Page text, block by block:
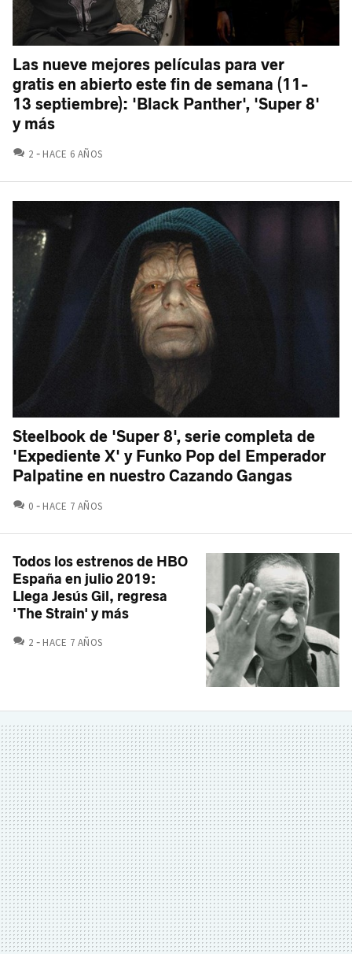
Las nueve mejores películas para ver
gratis en abierto este fin de semana (11-
13 septiembre): 'Black Panther', 'Super 8'
y más
2 COMENTARIOS
HACE 6 AÑOS
Steelbook de 'Super 8', serie completa de
'Expediente X' y Funko Pop del Emperador
Palpatine en nuestro Cazando Gangas
0 COMENTARIOS
HACE 7 AÑOS
Todos los estrenos de HBO
España en julio 2019:
Llega Jesús Gil, regresa
'The Strain' y más
2 COMENTARIOS
HACE 7 AÑOS